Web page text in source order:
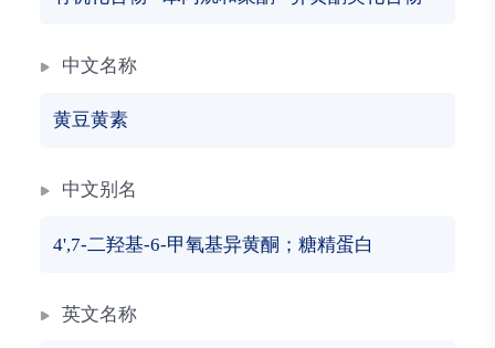
中文名称
黄豆黄素
中文别名
4',7-二羟基-6-甲氧基异黄酮；糖精蛋白
英文名称